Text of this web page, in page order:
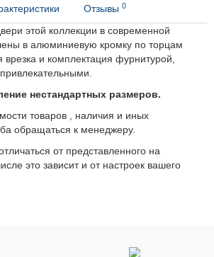
Отзывы 0
этой коллекции в современной
в алюминиевую кромку по торцам
врезка и комплектация фурнитурой,
нестандартных размеров.
товаров , наличия и иных
обращаться к менеджеру.
от представленного на
это зависит и от настроек вашего